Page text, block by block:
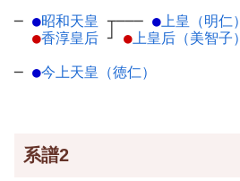
─ ●昭和天皇 ┬
●香淳皇后 ┘
─── ● 上皇（明仁）
● 上皇后（美智子）
─ ●今上天皇（徳仁）
系譜2